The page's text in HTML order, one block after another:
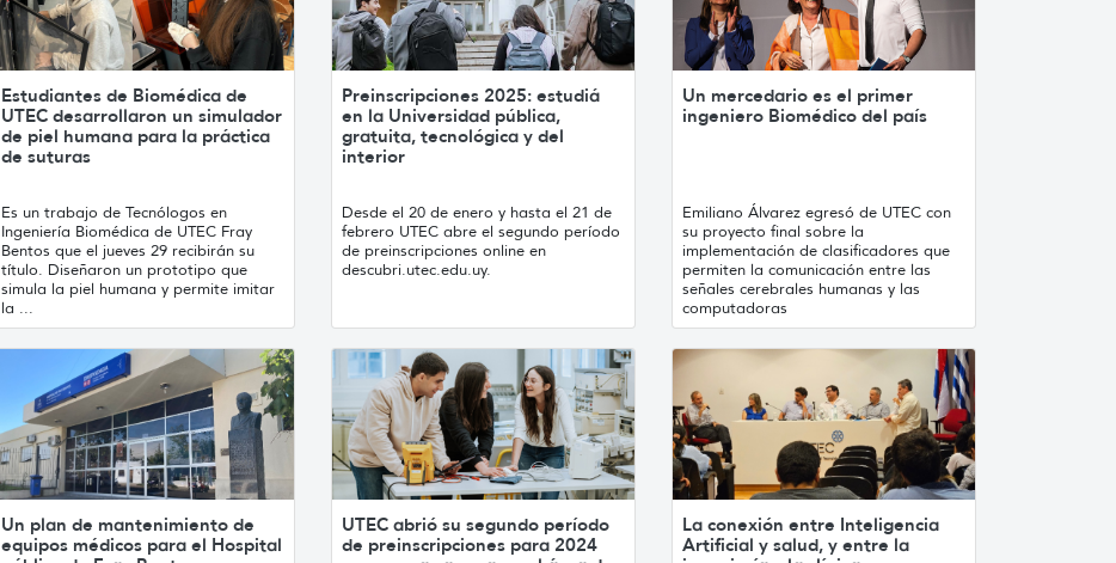
Estudiantes de Biomédica de
UTEC desarrollaron un simulador
de piel humana para la práctica
de suturas
Es un trabajo de Tecnólogos en
Ingeniería Biomédica de UTEC Fray
Bentos que el jueves 29 recibirán su
título. Diseñaron un prototipo que
simula la piel humana y permite imitar
la ...
Preinscripciones 2025: estudiá
en la Universidad pública,
gratuita, tecnológica y del
interior
Desde el 20 de enero y hasta el 21 de
febrero UTEC abre el segundo período
de preinscripciones online en
descubri.utec.edu.uy.
Un mercedario es el primer
ingeniero Biomédico del país
Emiliano Álvarez egresó de UTEC con
su proyecto final sobre la
implementación de clasificadores que
permiten la comunicación entre las
señales cerebrales humanas y las
computadoras
Un plan de mantenimiento de
equipos médicos para el Hospital
UTEC abrió su segundo período
de preinscripciones para 2024
La conexión entre Inteligencia
Artificial y salud, y entre la